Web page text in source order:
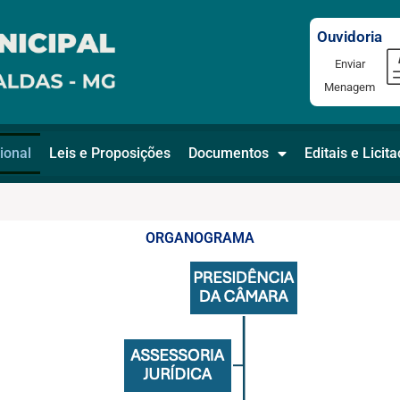
Ouvidoria
Enviar
Menagem
Leis e Proposições Documentos Editais e
ORGANOGRAMA